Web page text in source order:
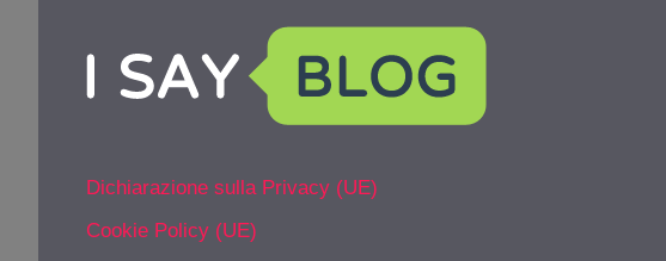
Dichiarazione sulla Privacy (UE)
Cookie Policy (UE)